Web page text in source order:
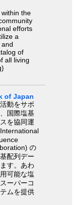
the
efforts
a
of
all living
of Japan
動をサポ
国際塩基
を協同運
の
配列デー
す。あわ
可能な塩
ーパーコ
ムを提供